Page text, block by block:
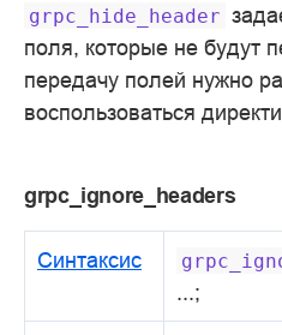
grpc_hide_header
поля, которые не будут
передачу полей нужно
воспользоваться
grpc_ignore_headers
Синтаксис
...;